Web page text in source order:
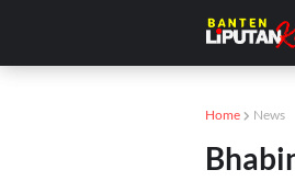
Home News